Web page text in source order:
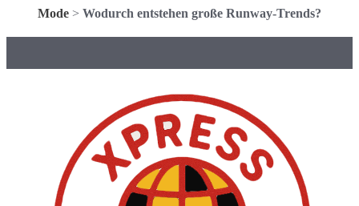
Mode > Wodurch entstehen große Runway-Trends?